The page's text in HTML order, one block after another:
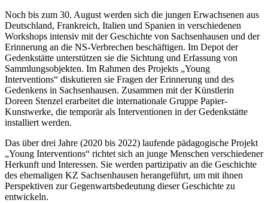
Noch bis zum 30. August werden sich die jungen Erwachsenen aus
Deutschland, Frankreich, Italien und Spanien in verschiedenen
Workshops intensiv mit der Geschichte von Sachsenhausen und der
Erinnerung an die NS-Verbrechen beschäftigen. Im Depot der
Gedenkstätte unterstützen sie die Sichtung und Erfassung von
Sammlungsobjekten. Im Rahmen des Projekts „Young
Interventions“ diskutieren sie Fragen der Erinnerung und des
Gedenkens in Sachsenhausen. Zusammen mit der Künstlerin
Doreen Stenzel erarbeitet die internationale Gruppe Papier-
Kunstwerke, die temporär als Interventionen in der Gedenkstätte
installiert werden.
Das über drei Jahre (2020 bis 2022) laufende pädagogische Projekt
„Young Interventions“ richtet sich an junge Menschen verschiedener
Herkunft und Interessen. Sie werden partizipativ an die Geschichte
des ehemaligen KZ Sachsenhausen herangeführt, um mit ihnen
Perspektiven zur Gegenwartsbedeutung dieser Geschichte zu
entwickeln.